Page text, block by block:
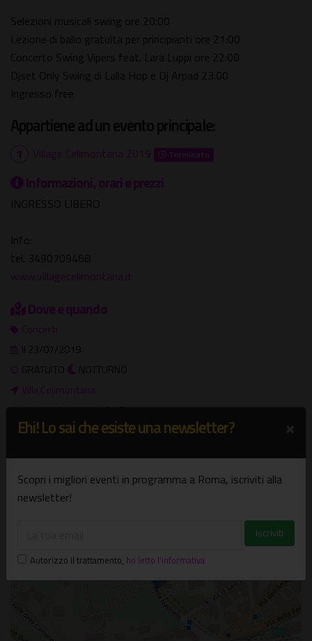
Selezioni musicali swing ore 20:00
Lezione di ballo gratuita per principianti ore 21:00
Concerto Swing Vipers feat. Lara Luppi ore 22:00
Djset Only Swing di Lalla Hop e Dj Arpad 23:00
Ingresso free
Appartiene ad un evento principale:
Village Celimontana 2019 Terminato
Informazioni, orari e prezzi
INGRESSO LIBERO
Info:
tel. 3490709468
www.villagecelimontana.it
Dove e quando
Concerti
Il 23/07/2019
GRATUITO
NOTTURNO
Villa Celimontana
Via della Navicella, 12 - Roma
Centro
−
Ehi! Lo sai che esiste una newsletter?
Scopri i migliori eventi in programma a Roma, iscriviti alla
newsletter!
Autorizzo il trattamento, ho letto l'informativa